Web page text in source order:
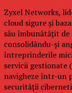
Zyxel Networks,
cloud sigure și
său îmbunătățit
consolidându-și
întreprinderile
servicii gestionate
navigheze într-un
securității